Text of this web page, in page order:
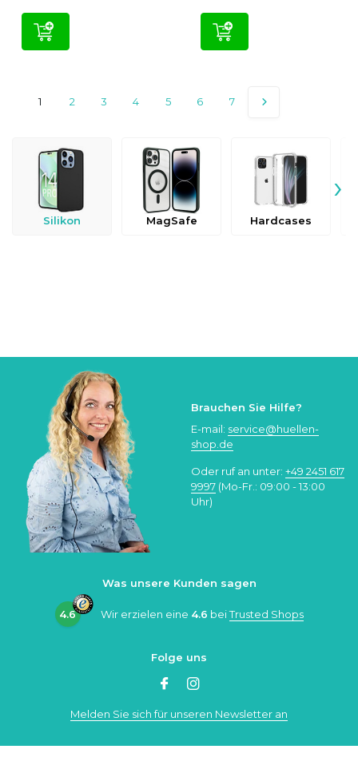
1 2 3 4 5 6 7
Silikon MagSafe Hardcases
›
Brauchen Sie Hilfe?
E-mail: service@huellen-
shop.de
Oder ruf an unter: +49 2451 617
9997 (Mo-Fr.: 09:00 - 13:00
Uhr)
Was unsere Kunden sagen
4.6 Wir erzielen eine 4.6 beiTrusted Shops
Folge uns
Melden Sie sich für unseren Newsletter an